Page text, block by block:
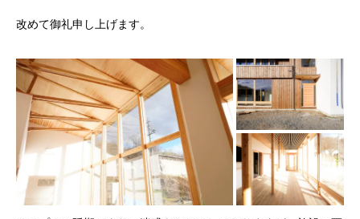
改めて御礼申し上げます。